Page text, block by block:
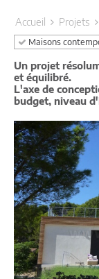
Accueil Projets
Maisons
Un projet
et équilibré.
L'axe de
budget, niveau